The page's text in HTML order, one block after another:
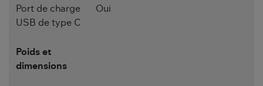
Port de charge
USB de type C
Oui
Poids et
dimensions